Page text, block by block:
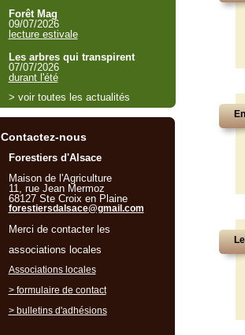
Forêt Mag
09/07/2026
lecture estivale
Les arbres qui transpirent
07/07/2026
durant l'été
> voir toutes les actualités
Contactez-nous
Forestiers d'Alsace
Maison de l'Agriculture
11, rue Jean Mermoz
68127 Ste Croix en Plaine
forestiersdalsace@gmail.com
Merci de contacter les
associations locales
Associations locales
> formulaire de contact
> bulletins d'adhésions